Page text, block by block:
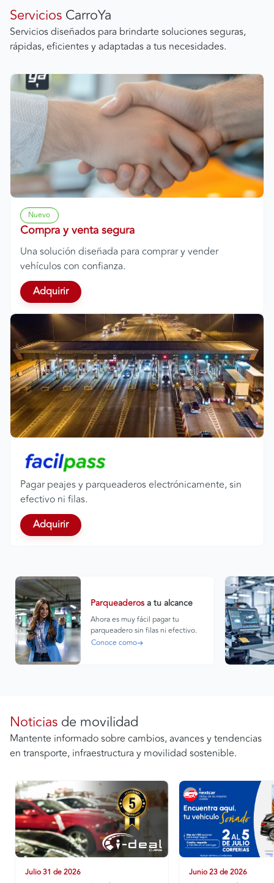
Servicios CarroYa
Servicios diseñados para brindarte soluciones seguras,
rápidas, eficientes y adaptadas a tus necesidades.
Nuevo
Compra y venta segura
Una solución diseñada para comprar y vender
vehículos con confianza.
Adquirir
Pagar peajes y parqueaderos electrónicamente, sin
efectivo ni filas.
Adquirir
Parqueaderosa tu alcance
Ahora es muy fácil pagar tu
parqueadero sin filas ni efectivo.
Conoce como
Noticias de movilidad
Mantente informado sobre cambios, avances y tendencias
en transporte, infraestructura y movilidad sostenible.
Julio 31 de 2026 Junio 23 de 2026